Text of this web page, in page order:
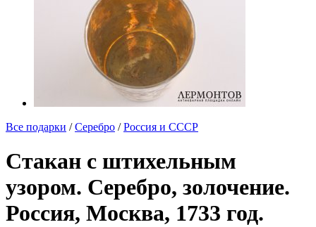
Все подарки /Серебро /Россия и СССР
Стакан с штихельным
узором. Серебро, золочение.
Россия, Москва, 1733 год.